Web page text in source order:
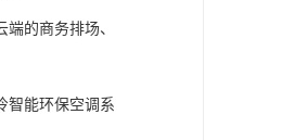
的商务排场、
智能环保空调系